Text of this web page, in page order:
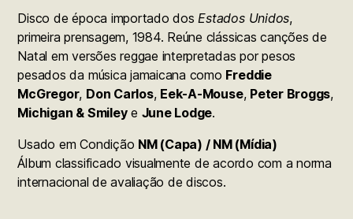
Disco de época importado dosEstados Unidos,
primeira prensagem, 1984. Reúne clássicas canções de
Natal em versões reggae interpretadas por pesos
pesados da música jamaicana como Freddie
McGregor, Don Carlos, Eek-A-Mouse, Peter Broggs,
Michigan & Smileye June Lodge.
Usado em Condição NM (Capa) / NM (Mídia)
Álbum classificado visualmente de acordo com a norma
internacional de avaliação de discos.